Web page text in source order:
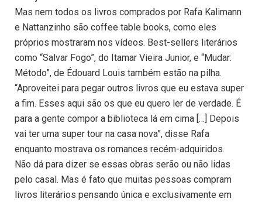
Mas nem todos os livros comprados por Rafa Kalimann
e Nattanzinho são coffee table books, como eles
próprios mostraram nos vídeos. Best-sellers literários
como “Salvar Fogo”, do Itamar Vieira Junior, e “Mudar:
Método”, de Édouard Louis também estão na pilha.
“Aproveitei para pegar outros livros que eu estava super
a fim. Esses aqui são os que eu quero ler de verdade. É
para a gente compor a biblioteca lá em cima […] Depois
vai ter uma super tour na casa nova”, disse Rafa
enquanto mostrava os romances recém-adquiridos.
Não dá para dizer se essas obras serão ou não lidas
pelo casal. Mas é fato que muitas pessoas compram
livros literários pensando única e exclusivamente em